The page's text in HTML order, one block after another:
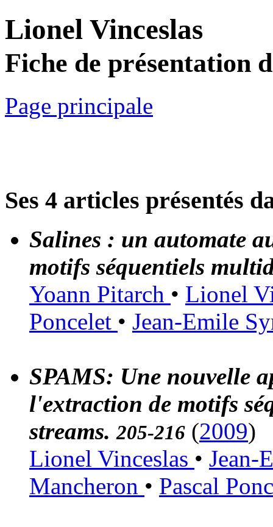
Lionel Vinceslas
Fiche de présentation
Page principale
Ses 4 articles présentés
Salines : un automate
motifs séquentiels
Yoann Pitarch • Lionel
Poncelet • Jean-Emile
SPAMS: Une nouvelle
l'extraction de motifs
streams.205-216 (2009)
Lionel Vinceslas • Jean-
Mancheron • Pascal